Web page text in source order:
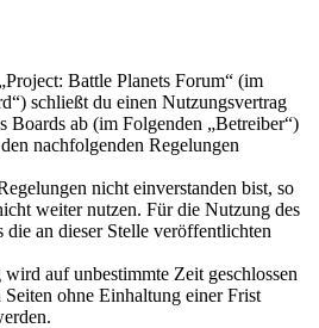
Battle Planets Forum“ (im
schließt du einen Nutzungsvertrag
Boards ab (im Folgenden „Betreiber“)
nachfolgenden Regelungen
nicht einverstanden bist, so
weiter nutzen. Für die Nutzung des
die an dieser Stelle veröffentlichten
auf unbestimmte Zeit geschlossen
ohne Einhaltung einer Frist